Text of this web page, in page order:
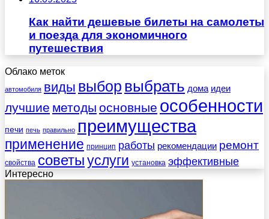
Как найти дешевые билеты на самолеты
и поезда для экономичного
путешествия
Облако меток
автомобиля виды выбор выбрать дома идеи
лучшие методы основные особенности
печи печь правильно преимущества
применение принцип работы рекомендации ремонт
свойства советыуслуги установка эффективные
Интересно